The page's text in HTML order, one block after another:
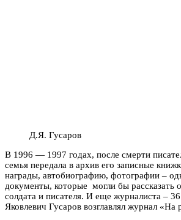
Д.Я. Гусаров
В 1996 — 1997 годах, после смерти
семья передала в архив его записные
награды, автобиографию, фотографии –
документы, которые могли бы рассказать
солдата и писателя. И еще журналиста –
Яковлевич Гусаров возглавлял журнал